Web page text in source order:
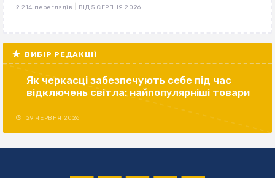
2 214 переглядів ВІД 5 СЕРПНЯ 2026
ВИБІР РЕДАКЦІЇ
Як черкасці забезпечують себе під час
відключень світла: найпопулярніші товари
29 ЧЕРВНЯ 2026